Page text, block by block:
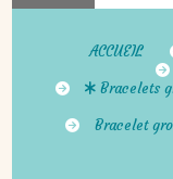
ACCUEIL
Bracelets
Bracelet